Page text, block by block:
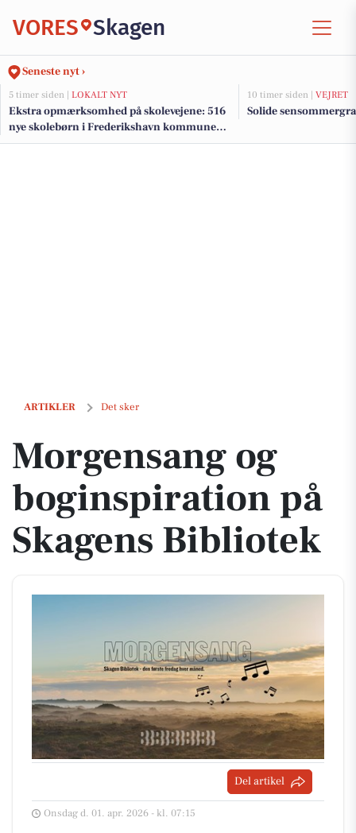
VORES Skagen
Seneste nyt ›
5 timer siden | LOKALT NYT
Ekstra opmærksomhed på skolevejene: 516
nye skolebørn i Frederikshavn kommune
efter sommerferien
10 timer siden | VEJRET
Solide
ARTIKLER Det sker
Morgensang og boginspiration på Skagens Bibliotek
Morgensang og
boginspiration på
Skagens Bibliotek
Del artikel
Onsdag d. 01. apr. 2026 - kl. 07:15